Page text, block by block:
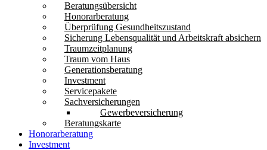
Beratungsübersicht
Honorarberatung
Überprüfung Gesundheitszustand
Sicherung Lebensqualität und Arbeitskraft absichern
Traumzeitplanung
Traum vom Haus
Generationsberatung
Investment
Servicepakete
Sachversicherungen
Gewerbeversicherung
Beratungskarte
Honorarberatung
Investment